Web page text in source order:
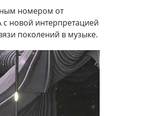
номером от
с новой интерпретацией
поколений в музыке.